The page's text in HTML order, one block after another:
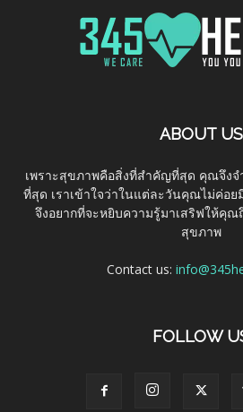
ABOUT US
เพราะสุขภาพคือสิ่งที่สำคัญที่สุด คุณจึง
ที่สุด เราเข้าใจว่าในแต่ละวันคุณไม่ค่อย
จึงอยากที่จะหยิบความรู้มาเสริฟให้คุณ
สุขภาพ
Contact us:
FOLLOW